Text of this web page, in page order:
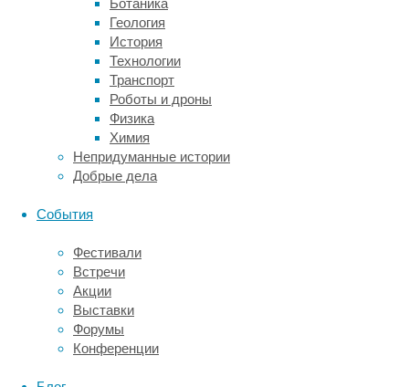
Ботаника
Геология
История
Технологии
Транспорт
Роботы и дроны
Физика
Химия
Непридуманные истории
Добрые дела
События
Фестивали
Встречи
Акции
Выставки
Форумы
Конференции
остается
ранних
этапах
своего
развития.
Существующие
инструменты
заметить
лишь
от
наиболее
мощных
источников,
таких